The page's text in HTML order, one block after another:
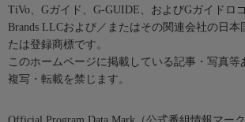
TiVo、Gガイド、G-GUIDE、およびGガイドロ
Brands LLCおよび／またはその関連会社の日本
たは登録商標です。
このホームページに掲載している記事・写真等
複写・転載を禁じます。